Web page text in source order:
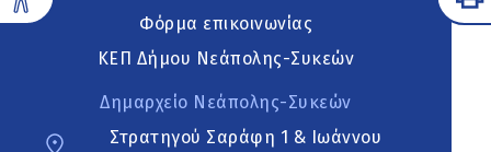
Φόρμα επικοινωνίας
ΚΕΠ Δήμου Νεάπολης-Συκεών
Δημαρχείο Νεάπολης-Συκεών
Στρατηγού Σαράφη 1 & Ιωάννου